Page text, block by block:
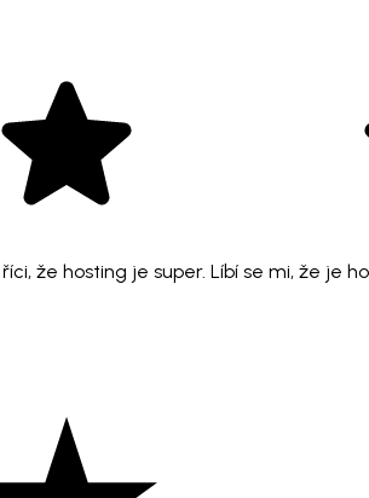
že hosting je super. Líbí se mi, že je